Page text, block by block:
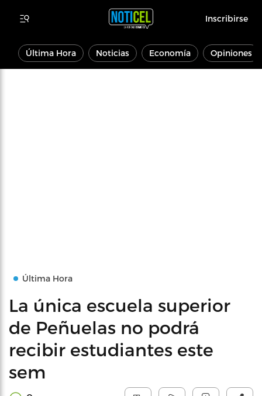
Inscribirse
Última Hora Noticias Economía Opiniones
Última Hora
La única escuela superior
de Peñuelas no podrá
recibir estudiantes este
sem